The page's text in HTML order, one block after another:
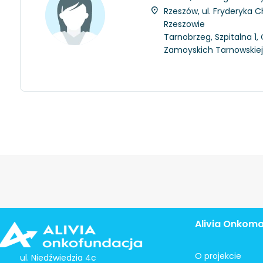
Rzeszów, ul. Fryderyka
Rzeszowie
Tarnobrzeg, Szpitalna
Zamoyskich
ul. Niedźwiedzia 4c
Alivia
O projekcie